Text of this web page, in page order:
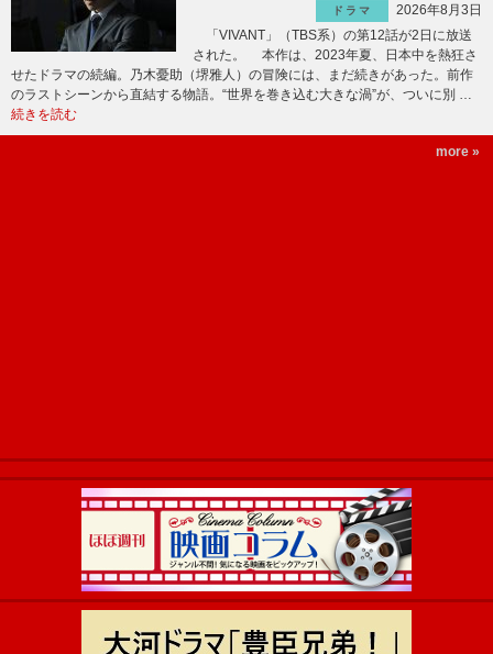
ドラマ
2026年8月3日
「VIVANT」（TBS系）の第12話が2日に放送
された。 本作は、2023年夏、日本中を熱狂さ
せたドラマの続編。乃木憂助（堺雅人）の冒険には、まだ続きがあった。前作
のラストシーンから直結する物語。“世界を巻き込む大きな渦”が、ついに別 …
続きを読む
more »